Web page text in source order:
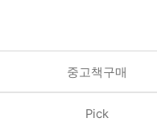
중고책구매
Pick